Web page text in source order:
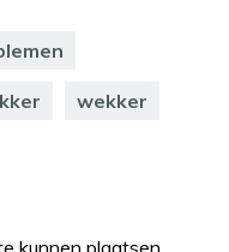
wekker
kunnen plaatsen.